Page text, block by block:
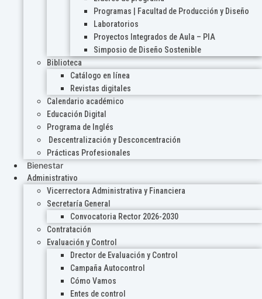
Programas | Facultad de Producción y Diseño
Laboratorios
Proyectos Integrados de Aula – PIA
Simposio de Diseño Sostenible
Biblioteca
Catálogo en línea
Revistas digitales
Calendario académico
Educación Digital
Programa de Inglés
Descentralización y Desconcentración
Prácticas Profesionales
Bienestar
Administrativo
Vicerrectora Administrativa y Financiera
Secretaría General
Convocatoria Rector 2026-2030
Contratación
Evaluación y Control
Drector de Evaluación y Control
Campaña Autocontrol
Cómo Vamos
Entes de control